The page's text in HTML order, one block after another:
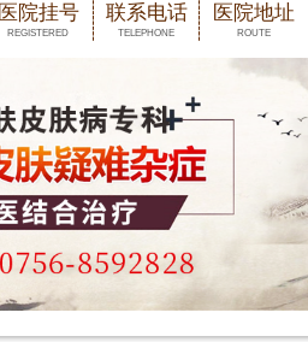
医院挂号
REGISTERED
联系电话
TELEPHONE
医院地址
ROUTE